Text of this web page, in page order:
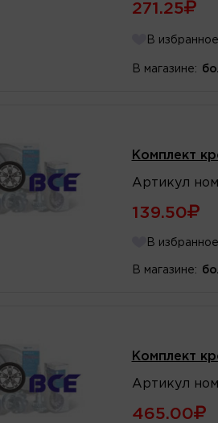
271.25
В избранное
В магазине:
Комплект
Артикул
139.50
В избранное
В магазине:
Комплект
Артикул
465.00